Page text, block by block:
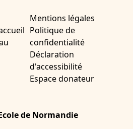
Mentions légales
Politique de
confidentialité
Déclaration
d'accessibilité
Espace donateur
de Normandie